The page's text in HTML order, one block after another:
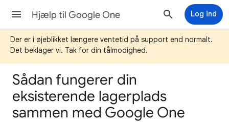
Hjælp til Google One Log ind
Der er i øjeblikket længere ventetid på support end normalt.
Det beklager vi. Tak for din tålmodighed.
Sådan fungerer din
eksisterende lagerplads
sammen med Google One